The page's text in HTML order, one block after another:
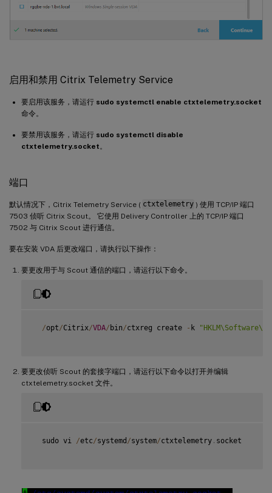
启用和禁用 Citrix Telemetry Service
要启用该服务，请运行 sudo systemctl enable ctxtelemetry.socket
命令。
要禁用该服务，请运行 sudo systemctl disable
ctxtelemetry.socket 。
端口
默认情况下，Citrix Telemetry Service ( ctxtelemetry ) 使用 TCP/IP 端口
7503 侦听 Citrix Scout。 它使用 Delivery Controller 上的 TCP/IP 端口
7502 与 Citrix Scout 进行通信。
要在安装 VDA 后更改端口，请执行以下操作：
要更改用于与 Scout 通信的端口，请运行以下命令。
/opt/Citrix/VDA/ bin/ctxreg create - k
要更改侦听 Scout 的套接字端口，请运行以下命令以打开并编辑
ctxtelemetry.socket 文件。
  sudo vi
/etc/systemd /system/ctxtelemetry . socket